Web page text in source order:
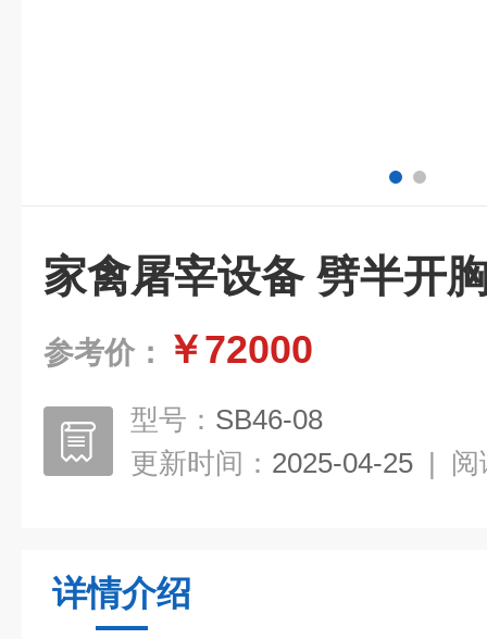
家禽屠宰设备 劈半开
参考价： ￥72000
型号： SB46-08
更新时间： 2025-04-25 | 阅
详情介绍